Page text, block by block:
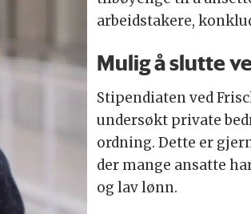
arbeidstakere,
Mulig å slutte
Stipendiaten ved
undersøkt private
ordning. Dette er
der mange ansatte
og lav lønn.